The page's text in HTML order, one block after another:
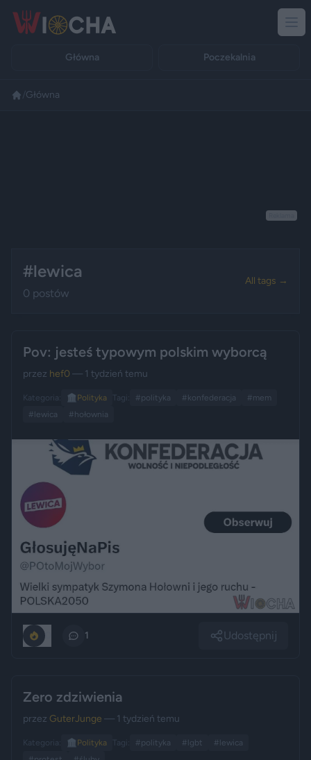
Główna Poczekalnia
Główna
#lewica
0 postów
All tags →
Pov: jesteś typowym polskim wyborcą
przez hef0 — 1 tydzień temu
Kategoria: 🏛️ Polityka Tagi: #polityka #konfederacja
#mem
#lewica
#hołownia
1 Udostępnij
Zero zdziwienia
przez GuterJunge — 1 tydzień temu
Kategoria: 🏛️ Polityka Tagi: #polityka #lgbt
#lewica